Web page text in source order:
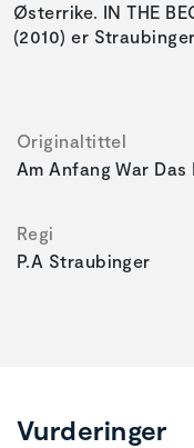
Østerrike. IN THE
(2010) er
Originaltittel
Am Anfang War Das
Regi
P.A Straubinger
Vurderinger